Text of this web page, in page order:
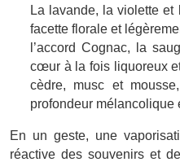
La lavande, la violette
facette florale et
l’accord Cognac, la
cœur à la fois liquoreux
cèdre, musc et
profondeur mélancolique
En un geste, une
réactive des souvenirs et